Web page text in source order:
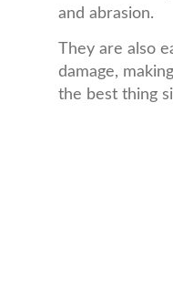
and abrasion.
They are also
damage,
the best thing